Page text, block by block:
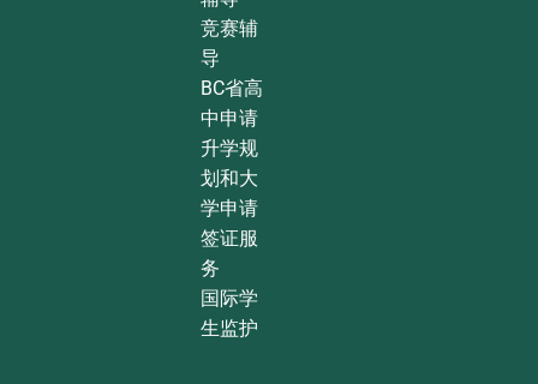
竞赛辅
导
BC省高
中申请
升学规
划和大
学申请
签证服
务
国际学
生监护